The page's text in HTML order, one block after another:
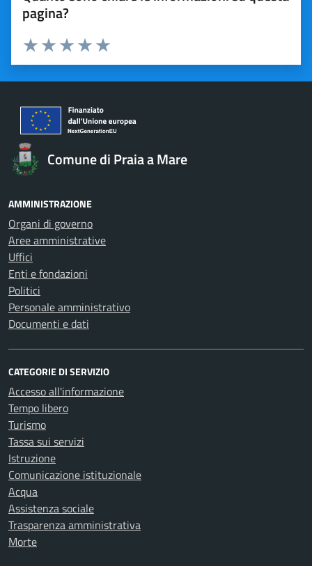
pagina?
Valuta 5 stelle su 5
Valuta 4 stelle su 5
Valuta 3 stelle su 5
Valuta 2 stelle su 5
Valuta 1 stelle su 5
Comune di Praia a Mare
AMMINISTRAZIONE
Organi di governo
Aree amministrative
Uffici
Enti e fondazioni
Politici
Personale amministrativo
Documenti e dati
CATEGORIE DI SERVIZIO
Accesso all'informazione
Tempo libero
Turismo
Tassa sui servizi
Istruzione
Comunicazione istituzionale
Acqua
Assistenza sociale
Trasparenza amministrativa
Morte